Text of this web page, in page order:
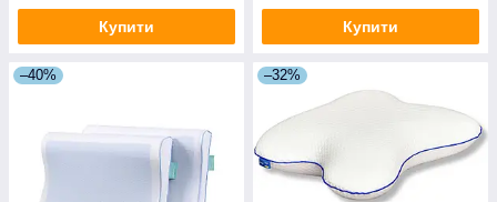
Купити Купити
–40% –32%